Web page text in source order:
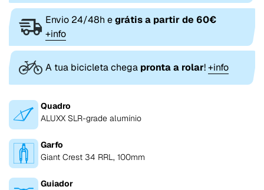
Envio 24/48h egrátis a partir de 60€
+info
A tua bicicleta chega pronta a rolar!+info
Quadro
ALUXX SLR-grade alumínio
Garfo
Giant Crest 34 RRL, 100mm
Guiador